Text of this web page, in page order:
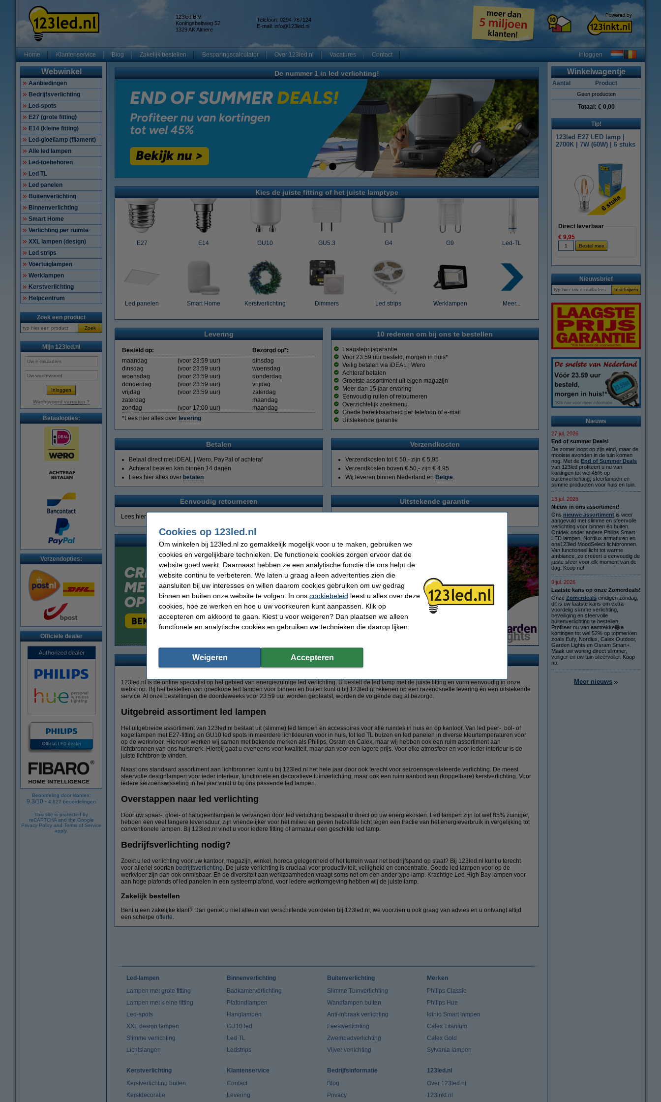
123led B.V.
Koningsbeltweg 52
1329 AK Almere
Telefoon: 0294-787124
E-mail: info@123led.nl
Home Klantenservice Blog Zakelijk bestellen Besparingscalculator Over 123led.nl Vacatures Contact Inloggen
Webwinkel
Aanbiedingen
Bedrijfsverlichting
Led-spots
E27 (grote fitting)
E14 (kleine fitting)
Led-gloeilamp (filament)
Alle led lampen
Led-toebehoren
Led TL
Led panelen
Buitenverlichting
Binnenverlichting
Smart Home
Verlichting per ruimte
XXL lampen (design)
Led strips
Voertuiglampen
Werklampen
Kerstverlichting
Helpcentrum
Zoek een product
Zoek
Mijn 123led.nl
Wachtwoord vergeten ?
Betaalopties:
Verzendopties:
Officiële dealer
Beoordeling door klanten:
9.3/10 - 4.827 beoordelingen
This site is protected by
reCAPTCHA and the Google
Privacy Policy and Terms of Service
apply.
De nummer 1 in led verlichting!
Kies de juiste fitting of het juiste lamptype
E27 E14 GU10 GU5.3 G4 G9 Led-TL
Led panelen Smart Home Kerstverlichting Dimmers Led strips Werklampen Meer...
Levering
Besteld op:
Bezorgd op*:
maandag
(voor 23:59 uur)
dinsdag
dinsdag
(voor 23:59 uur)
woensdag
woensdag
(voor 23:59 uur)
donderdag
donderdag
(voor 23:59 uur)
vrijdag
vrijdag
(voor 23:59 uur)
zaterdag
zaterdag
maandag
zondag
(voor 17:00 uur)
maandag
*Lees hier alles over levering
10 redenen om bij ons te bestellen
Laagsteprijsgarantie
Voor 23.59 uur besteld, morgen in huis*
Veilig betalen via iDEAL | Wero
Achteraf betalen
Grootste assortiment uit eigen magazijn
Meer dan 15 jaar ervaring
Eenvoudig ruilen of retourneren
Overzichtelijk zoekmenu
Goede bereikbaarheid per telefoon of e-mail
Uitstekende garantie
Betalen
Betaal direct met iDEAL | Wero, PayPal of achteraf
Achteraf betalen kan binnen 14 dagen
Lees hier alles over betalen
Verzendkosten
Verzendkosten tot € 50,- zijn € 5,95
Verzendkosten boven € 50,- zijn € 4,95
Wij leveren binnen Nederland en België.
Eenvoudig retourneren
Lees hier alles over
Uitstekende garantie
Profiteer van hoge kortingen!
Voordelige led verlichting voor binnen én buiten!
123led.nl is dé online specialist op het gebied van energiezuinige led verlichting. U bestelt de led lamp met de juiste fitting en vorm eenvoudig in onze
webshop. Bij het bestellen van goedkope led lampen voor binnen en buiten kunt u bij 123led.nl rekenen op een razendsnelle levering én een uitstekende
service. Al onze bestellingen die doordeweeks voor 23:59 uur worden geplaatst, worden de volgende dag al bezorgd.
Uitgebreid assortiment led lampen
Het uitgebreide assortiment van 123led.nl bestaat uit (slimme) led lampen en accessoires voor alle ruimtes in huis en op kantoor. Van led peer-, bol- of
kogellampen met E27-fitting en GU10 led spots in meerdere lichtkleuren voor in huis, tot led TL buizen en led panelen in diverse kleurtemperaturen voor
op de werkvloer. Hiervoor werken wij samen met bekende merken als Philips, Osram en Calex, maar wij hebben ook een ruim assortiment aan
lichtbronnen van ons huismerk. Hierbij gaat u eveneens voor kwaliteit, maar dan voor een lagere prijs. Voor elke atmosfeer en voor ieder interieur is de
juiste lichtbron te vinden.
Naast ons standaard assortiment aan lichtbronnen kunt u bij 123led.nl het hele jaar door ook terecht voor seizoensgerelateerde verlichting. De meest
sfeervolle designlampen voor ieder interieur, functionele en decoratieve tuinverlichting, maar ook een ruim aanbod aan (koppelbare) kerstverlichting. Voor
iedere seizoenswisseling in het jaar vindt u bij ons passende led lampen.
Overstappen naar led verlichting
Door uw spaar-, gloei- of halogeenlampen te vervangen door led verlichting bespaart u direct op uw energiekosten. Led lampen zijn tot wel 85% zuiniger,
hebben een veel langere levensduur, zijn vriendelijker voor het milieu en geven hetzelfde licht tegen een fractie van het energieverbruik in vergelijking tot
conventionele lampen. Bij 123led.nl vindt u voor iedere fitting of armatuur een geschikte led lamp.
Bedrijfsverlichting nodig?
Zoekt u led verlichting voor uw kantoor, magazijn, winkel, horeca gelegenheid of het terrein waar het bedrijfspand op staat? Bij 123led.nl kunt u terecht
voor allerlei soorten bedrijfsverlichting. De juiste verlichting is cruciaal voor productiviteit, veiligheid en concentratie. Goede led lampen voor op de
werkvloer zijn dan ook onmisbaar. En de diversiteit aan werkzaamheden vraagt soms net om een ander type lamp. Krachtige Led High Bay lampen voor
aan hoge plafonds of led panelen in een systeemplafond, voor iedere werkomgeving hebben wij de juiste lamp.
Zakelijk bestellen
Bent u een zakelijke klant? Dan geniet u niet alleen van verschillende voordelen bij 123led.nl, we voorzien u ook graag van advies en u ontvangt altijd
een scherpe offerte.
Winkelwagentje
Aantal Product
Geen producten
Totaal: € 0,00
Tip!
123led E27 LED lamp |
2700K | 7W (60W) | 6 stuks
Direct leverbaar
€ 9,95
Nieuwsbrief
Nieuws
27 jul. 2026
End of summer Deals!
De zomer loopt op zijn eind, maar de
mooiste avonden in de tuin komen
nog. Met de End of Summer Deals
van 123led profiteert u nu van
kortingen tot wel 45% op
buitenverlichting, sfeerlampen en
slimme producten voor huis en tuin.
13 jul. 2026
Nieuw in ons assortiment!
Ons nieuwe assortiment is weer
aangevuld met slimme en sfeervolle
verlichting voor binnen én buiten.
Ontdek onder andere Philips Smart
LED lampen, Nordlux armaturen en
ons123led MoodSelect lichtbronnen.
Van functioneel licht tot warme
ambiance, zo creëert u eenvoudig de
juiste sfeer voor elk moment van de
dag. Koop nu!
9 jul. 2026
Laatste kans op onze Zomerdeals!
Onze Zomerdeals eindigen zondag,
dit is uw laatste kans om extra
voordelig slimme verlichting,
beveiliging en sfeervolle
buitenverlichting te bestellen.
Profiteer nu van aantrekkelijke
kortingen tot wel 52% op topmerken
zoals Eufy, Nordlux, Calex Outdoor,
Garden Lights en Osram Smart+.
Maak uw woning direct slimmer,
veiliger en uw tuin sfeervoller. Koop
nu!
Meer nieuws
Led-lampen
Lampen met grote fitting
Lampen met kleine fitting
Led-spots
XXL design lampen
Slimme verlichting
Lichtslangen
Binnenverlichting
Badkamerverlichting
Plafondlampen
Hanglampen
GU10 led
Led TL
Ledstrips
Buitenverlichting
Slimme Tuinverlichting
Wandlampen buiten
Anti-inbraak verlichting
Feestverlichting
Zwembadverlichting
Vijver verlichting
Merken
Philips Classic
Philips Hue
Idinio Smart lampen
Calex Titanium
Calex Gold
Sylvania lampen
Kerstverlichting
Kerstverlichting buiten
Kerstdecoratie
Klantenservice
Contact
Levering
Bedrijfsinformatie
Blog
Privacy
123led.nl
Over 123led.nl
123inkt.nl
Cookies op 123led.nl
Om winkelen bij 123led.nl zo gemakkelijk mogelijk voor u te maken, gebruiken we
cookies en vergelijkbare technieken. De functionele cookies zorgen ervoor dat de
website goed werkt. Daarnaast hebben ze een analytische functie die ons helpt de
website continu te verbeteren. We laten u graag alleen advertenties zien die
aansluiten bij uw interesses en willen daarom cookies gebruiken om uw gedrag
binnen en buiten onze website te volgen. In ons cookiebeleid leest u alles over deze
cookies, hoe ze werken en hoe u uw voorkeuren kunt aanpassen. Klik op
accepteren om akkoord te gaan. Kiest u voor weigeren? Dan plaatsen we alleen
functionele en analytische cookies en gebruiken we technieken die daarop lijken.
Weigeren Accepteren